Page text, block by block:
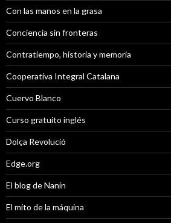
Con las manos en la grasa
Conciencia sin fronteras
Contratiempo, historia y memoria
Cooperativa Integral Catalana
Cuervo Blanco
Curso gratuito inglés
Dolça Revolució
Edge.org
El blog de Nanín
El mito de la máquina